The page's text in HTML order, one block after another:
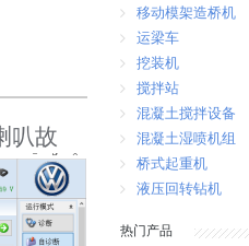
叭故
移动模架造桥机
运梁车
挖装机
搅拌站
混凝土搅拌设备
混凝土湿喷机组
桥式起重机
液压回转钻机
热门产品